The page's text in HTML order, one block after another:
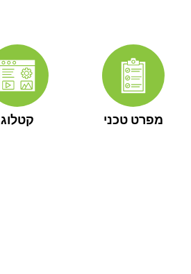
מפרט טכני קטלוג